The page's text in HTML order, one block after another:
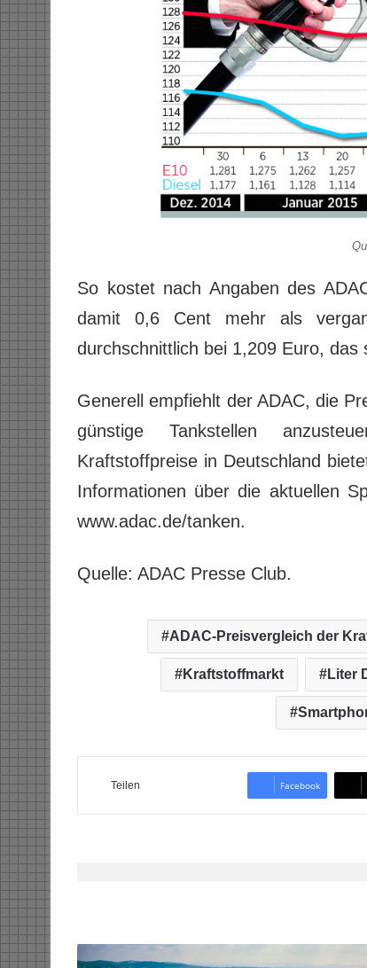
So kostet nach Angaben des
damit 0,6 Cent mehr als
durchschnittlich bei 1,209 Euro, das
Generell empfiehlt der ADAC, die
günstige Tankstellen
Kraftstoffpreise in Deutschland
Informationen über die aktuellen
www.adac.de/tanken.
Quelle: ADAC Presse Club.
ADAC-Preisvergleich der
Kraftstoffmarkt Liter
Teilen Facebook